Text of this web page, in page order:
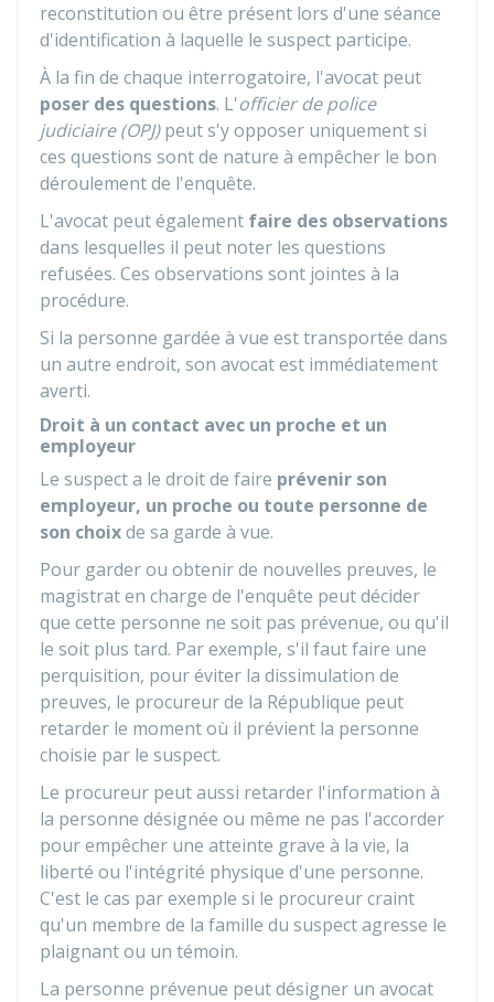
reconstitution ou être présent lors d'une séance
d'identification à laquelle le suspect participe.
À la fin de chaque interrogatoire, l'avocat peut
poser des questions. L'officier de police
judiciaire (OPJ)peut s'y opposer uniquement si
ces questions sont de nature à empêcher le bon
déroulement de l'enquête.
L'avocat peut également faire des observations
dans lesquelles il peut noter les questions
refusées. Ces observations sont jointes à la
procédure.
Si la personne gardée à vue est transportée dans
un autre endroit, son avocat est immédiatement
averti.
Droit à un contact avec un proche et un
employeur
Le suspect a le droit de faire prévenir son
employeur, un proche ou toute personne de
son choixde sa garde à vue.
Pour garder ou obtenir de nouvelles preuves, le
magistrat en charge de l'enquête peut décider
que cette personne ne soit pas prévenue, ou qu'il
le soit plus tard. Par exemple, s'il faut faire une
perquisition, pour éviter la dissimulation de
preuves, le procureur de la République peut
retarder le moment où il prévient la personne
choisie par le suspect.
Le procureur peut aussi retarder l'information à
la personne désignée ou même ne pas l'accorder
pour empêcher une atteinte grave à la vie, la
liberté ou l'intégrité physique d'une personne.
C'est le cas par exemple si le procureur craint
qu'un membre de la famille du suspect agresse le
plaignant ou un témoin.
La personne prévenue peut désigner un avocat